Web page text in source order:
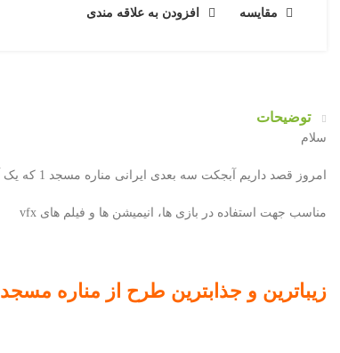
مقایسه افزودن به علاقه مندی
توضیحات
سلام
امروز قصد داریم آبجکت سه بعدی ایرانی مناره مسجد 1 که یک آبجک کاملا رئال و واقعی و با جزئیات و منحصر به فرد تلقی میشه رو به شما معرفی کنیم که امیدوارم از آن نهایت استفاده را ببرید.
مناسب جهت استفاده در بازی ها، انیمیشن ها و فیلم های vfx
زیباترین و جذابترین طرح از مناره مسجد 1